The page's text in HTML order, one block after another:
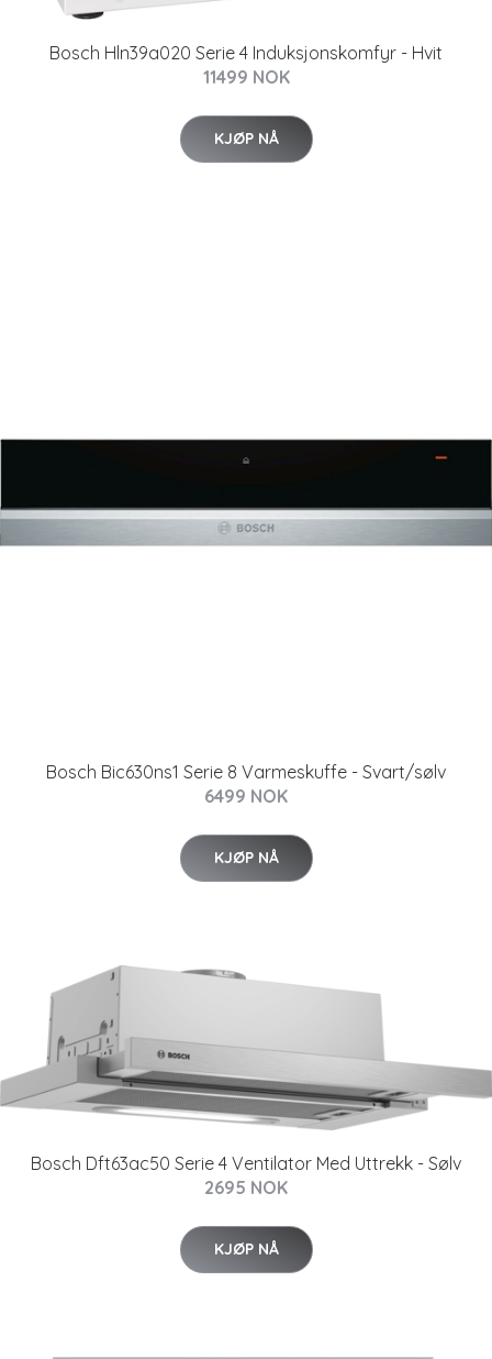
Bosch Hln39a020 Serie 4 Induksjonskomfyr - Hvit
11499 NOK
KJØP NÅ
Bosch Bic630ns1 Serie 8 Varmeskuffe - Svart/sølv
6499 NOK
KJØP NÅ
Bosch Dft63ac50 Serie 4 Ventilator Med Uttrekk - Sølv
2695 NOK
KJØP NÅ